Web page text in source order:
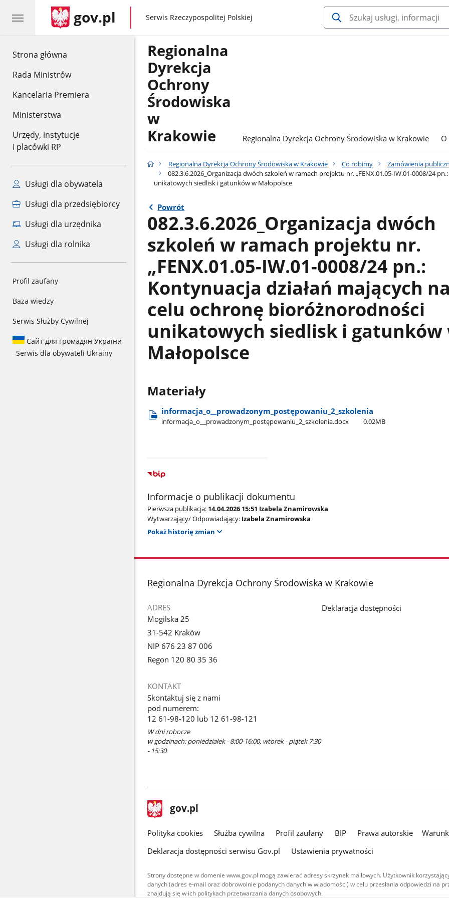
Strona główna
Rada Ministrów
Kancelaria Premiera
Ministerstwa
Urzędy, instytucje
i placówki RP
Usługi dla obywatela
Usługi dla przedsiębiorcy
Usługi dla urzędnika
Usługi dla rolnika
Profil zaufany
Baza wiedzy
Serwis Służby Cywilnej
Сайт для громадян України
–Serwis dla obywateli Ukrainy
gov.pl gov.pl
Serwis Rzeczypospolitej Polskiej
Regionalna
Dyrekcja
Ochrony
Środowiska
w
Krakowie
Regionalna Dyrekcja Ochrony Środowiska w Krakowie O
Regionalna Dyrekcja Ochrony Środowiska w Krakowie Co robimy
Zamówienia
082.3.6.2026_Organizacja dwóch szkoleń w ramach projektu nr. „FENX.01.05-IW.01-0008/24
unikatowych siedlisk i gatunków w Małopolsce
Powrót
082.3.6.2026_Organizacja dwóch
szkoleń w ramach projektu nr.
„FENX.01.05-IW.01-0008/24 pn.:
Kontynuacja działań mających
celu ochronę bioróżnorodności
unikatowych siedlisk i gatunków
Małopolsce
Materiały
informacja​_o​_​_prowadzonym​_postępowaniu​_2​_szkolenia
informacja​_o​_​_prowadzonym​_postępowaniu​_2​_szkolenia.docx 0.02MB
Informacje o publikacji dokumentu
Pierwsza publikacja: 14.04.2026 15:51 Izabela Znamirowska
Wytwarzający/ Odpowiadający: Izabela Znamirowska
Pokaż historię zmian
stopka
Regionalna Dyrekcja Ochrony Środowiska w Krakowie
ADRES
Mogilska 25
31-542 Kraków
NIP 676 23 87 006
Regon 120 80 35 36
KONTAKT
Skontaktuj się z nami
pod numerem:
12 61-98-120 lub 12 61-98-121
W dni robocze
w godzinach: poniedziałek - 8:00-16:00, wtorek - piątek 7:30
- 15:30
Deklaracja dostępności
stopka
gov.pl Strona
gov.pl
gov.pl
Polityka cookies Służba cywilna Profil zaufany BIP Prawa autorskie
Deklaracja dostępności serwisu Gov.pl
Ustawienia prywatności
Strony dostępne w domenie www.gov.pl mogą zawierać adresy skrzynek mailowych. Użytkownik
danych (adres e-mail oraz dobrowolnie podanych danych w wiadomości) w celu przesłania odpowiedzi na
znajdują się w ich politykach przetwarzania danych osobowych.